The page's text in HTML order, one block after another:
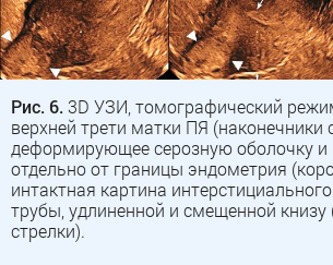
Рис. 6. 3D УЗИ, томографический
верхней трети матки ПЯ (наконечники
деформирующее серозную оболочку и
отдельно от границы эндометрия
интактная картина
трубы, удлиненной и смещенной
стрелки).